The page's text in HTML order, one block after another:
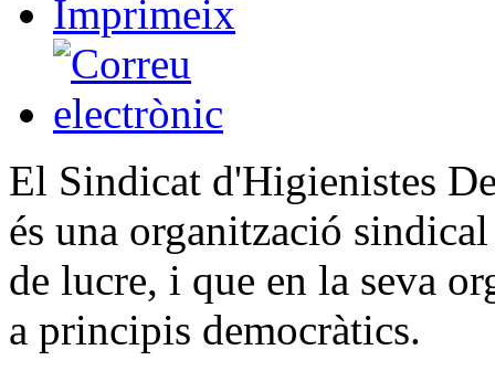
El Sindicat d'Higienistes
és una organització
de lucre, i que en la seva
a principis democràtics.